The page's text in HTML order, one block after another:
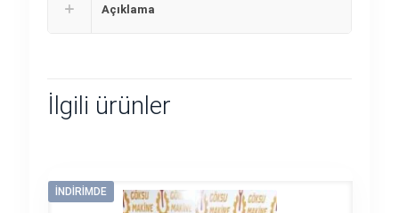
Açıklama
İlgili ürünler
İNDIRIMDE